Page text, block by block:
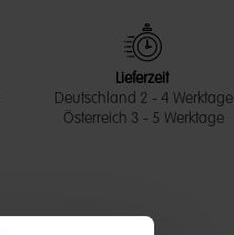
Lieferzeit
Deutschland 2 - 4 Werktage
Österreich 3 - 5 Werktage